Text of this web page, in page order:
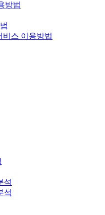
방법
비스 이용방법
석
석